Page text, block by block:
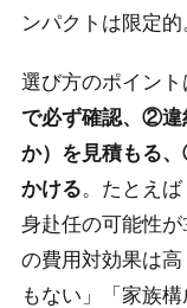
ンパクトは限定的
選び方のポイント
で必ず確認、②違
か）を見積もる
かける。たとえ
身赴任の可能性
の費用対効果は
もない」「家族